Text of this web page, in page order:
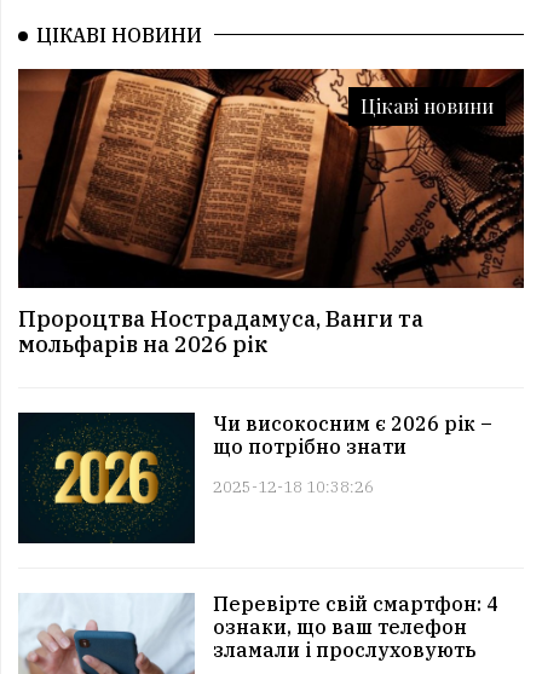
ЦІКАВІ НОВИНИ
Цікаві новини
Пророцтва Нострадамуса, Ванги та
мольфарів на 2026 рік
Чи високосним є 2026 рік –
що потрібно знати
2025-12-18 10:38:26
Перевірте свій смартфон: 4
ознаки, що ваш телефон
зламали і прослуховують